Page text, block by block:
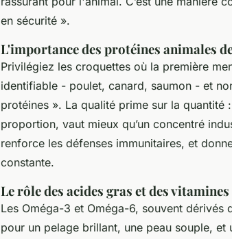
en sécurité ».
L'importance des protéines animales
Privilégiez les croquettes où la première
identifiable - poulet, canard, saumon - et
protéines ». La qualité prime sur la
proportion, vaut mieux qu’un concentré
renforce les défenses immunitaires, et
constante.
Le rôle des acides gras et des vitamines
Les Oméga-3 et Oméga-6, souvent dérivés
pour un pelage brillant, une peau souple,